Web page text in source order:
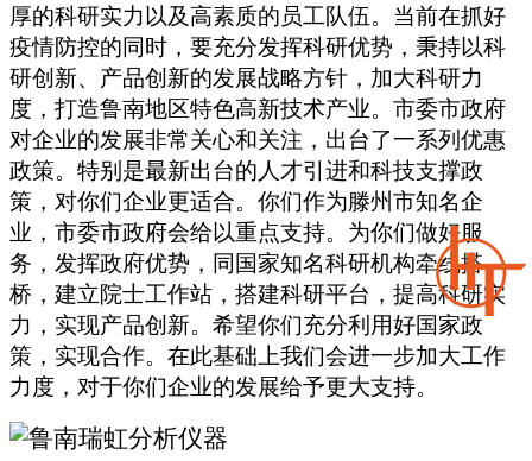
厚的科研实力以及高素质的员工队伍。当前在抓好
疫情防控的同时，要充分发挥科研优势，秉持以科
研创新、产品创新的发展战略方针，加大科研力
度，打造鲁南地区特色高新技术产业。市委市政府
对企业的发展非常关心和关注，出台了一系列优惠
政策。特别是最新出台的人才引进和科技支撑政
策，对你们企业更适合。你们作为滕州市知名企
业，市委市政府会给以重点支持。为你们做好服
务，发挥政府优势，同国家知名科研机构牵线搭
桥，建立院士工作站，搭建科研平台，提高科研实
力，实现产品创新。希望你们充分利用好国家政
策，实现合作。在此基础上我们会进一步加大工作
力度，对于你们企业的发展给予更大支持。